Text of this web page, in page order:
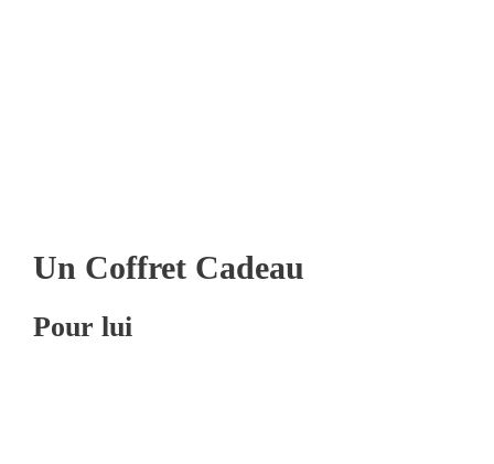
Un Coffret Cadeau
Pour lui